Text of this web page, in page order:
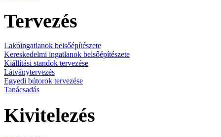
Tervezés
Lakóingatlanok belsőépítészete
Kereskedelmi ingatlanok belsőépítészete
Kiállítási standok tervezése
Látványtervezés
Egyedi bútorok tervezése
Tanácsadás
Kivitelezés